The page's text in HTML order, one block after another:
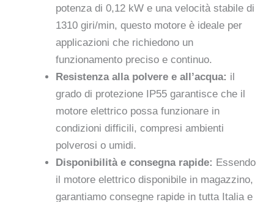
potenza di 0,12 kW e una velocità stabile di
1310 giri/min, questo motore è ideale per
applicazioni che richiedono un
funzionamento preciso e continuo.
Resistenza alla polvere e all’acqua: il
grado di protezione IP55 garantisce che il
motore elettrico possa funzionare in
condizioni difficili, compresi ambienti
polverosi o umidi.
Disponibilità e consegna rapide: Essendo
il motore elettrico disponibile in magazzino,
garantiamo consegne rapide in tutta Italia e